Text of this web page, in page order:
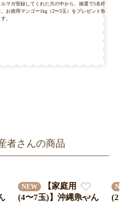
ルマガ登録してくれた方の中から、抽選で5名様
、お徳用マンゴー1kg（2〜3玉）をプレゼント致し
す。
者さんの商品
NEW
【家庭用2kg
(4〜7玉)】沖縄県やん
NEW
(2〜